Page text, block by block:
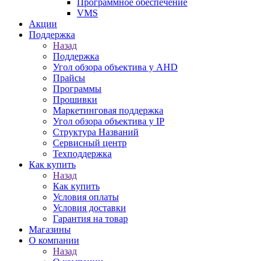
Программное обеспечение
VMS
Акции
Поддержка
Назад
Поддержка
Угол обзора объектива у AHD
Прайсы
Программы
Прошивки
Маркетинговая поддержка
Угол обзора объектива у IP
Структура Названий
Сервисный центр
Техподдержка
Как купить
Назад
Как купить
Условия оплаты
Условия доставки
Гарантия на товар
Магазины
О компании
Назад